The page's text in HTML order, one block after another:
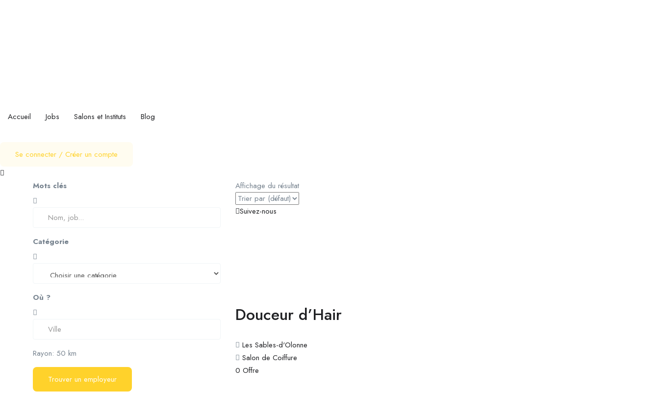
Accueil Jobs Salons et Instituts Blog
Se connecter / Créer un compte
Mots clés
Catégorie
Où ?
Rayon: 50 km
Trouver un employeur
Affichage du résultat
Suivez-nous
Douceur d’Hair
Les Sables-d'Olonne
Salon de Coiffure
0 Offre